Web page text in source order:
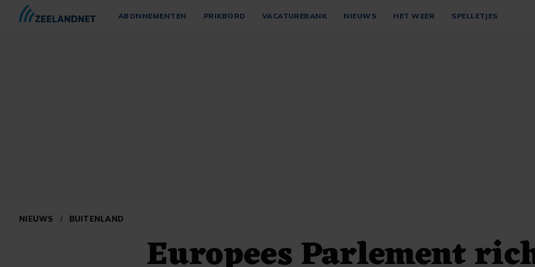
ABONNEMENTEN PRIKBORD VACATUREBANK NIEUWS HET WEER SPELLETJES
NIEUWS / BUITENLAND